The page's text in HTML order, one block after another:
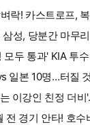
함→맨시티전 출
어진 합류→구단이
락! 카스트로프,
→들것 실려 병원
데 통증 극심, 장기
성, 당분간 마무
아직 100% 아냐" [
모두 통과' KIA 투
현, 상무 최종 합격
일본 10명…터질
화→도미야스 팰리
턴 접근
이강인 친정 더
페인 2부 마요르카
전 경기 안타! 호수